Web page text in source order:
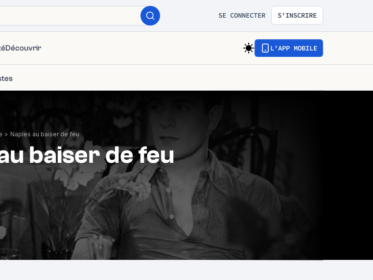
SE CONNECTER S'INSCRIRE
Découvrir L'APP MOBILE
> Naples au baiser de feu
baiser de feu